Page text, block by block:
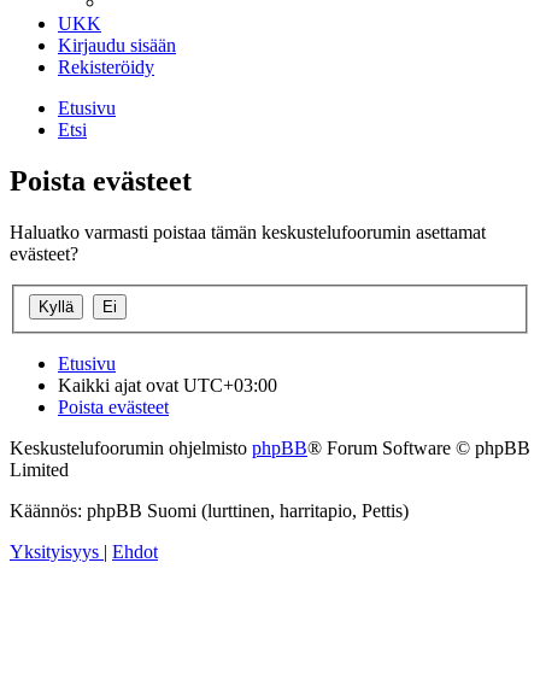
UKK
Kirjaudu sisään
Rekisteröidy
Etusivu
Etsi
Poista evästeet
Haluatko varmasti poistaa tämän keskustelufoorumin asettamat
evästeet?
Etusivu
Kaikki ajat ovat UTC+03:00
Poista evästeet
Keskustelufoorumin ohjelmisto phpBB® Forum Software © phpBB
Limited
Käännös: phpBB Suomi (lurttinen, harritapio, Pettis)
Yksityisyys | Ehdot